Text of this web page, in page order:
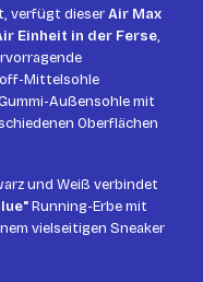
verfügt dieserAir Max
Einheit in der Ferse,
Mittelsohle
Außensohle mit
Oberflächen
und Weiß verbindet
Running-Erbe mit
vielseitigen Sneaker